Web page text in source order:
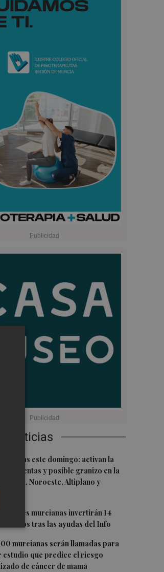
Noticias
lluvias este domingo: activan la
tormentas y posible granizo en la
Segura, Noroeste, Altiplano y
pymes murcianas invertirán 14
de euros tras las ayudas del Info
murcianas serán llamadas para
estudio que predice el riesgo
de cáncer de mama